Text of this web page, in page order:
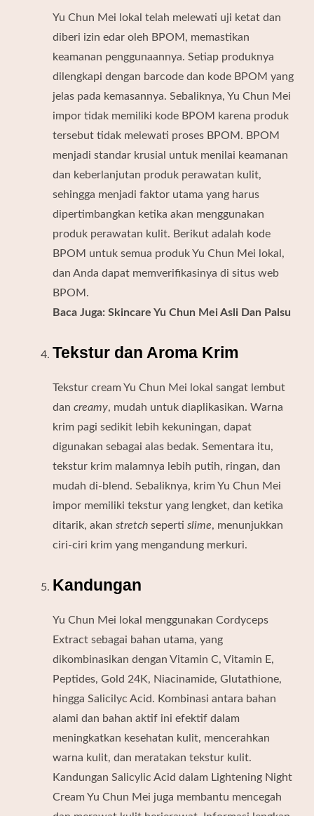
Yu Chun Mei lokal telah melewati uji ketat dan
diberi izin edar oleh BPOM, memastikan
keamanan penggunaannya. Setiap produknya
dilengkapi dengan barcode dan kode BPOM yang
jelas pada kemasannya. Sebaliknya, Yu Chun Mei
impor tidak memiliki kode BPOM karena produk
tersebut tidak melewati proses BPOM. BPOM
menjadi standar krusial untuk menilai keamanan
dan keberlanjutan produk perawatan kulit,
sehingga menjadi faktor utama yang harus
dipertimbangkan ketika akan menggunakan
produk perawatan kulit. Berikut adalah kode
BPOM untuk semua produk Yu Chun Mei lokal,
dan Anda dapat memverifikasinya di situs web
BPOM.
Baca Juga: Skincare Yu Chun Mei Asli Dan Palsu
Tekstur dan Aroma Krim
Tekstur cream Yu Chun Mei lokal sangat lembut
dan creamy, mudah untuk diaplikasikan. Warna
krim pagi sedikit lebih kekuningan, dapat
digunakan sebagai alas bedak. Sementara itu,
tekstur krim malamnya lebih putih, ringan, dan
mudah di-blend. Sebaliknya, krim Yu Chun Mei
impor memiliki tekstur yang lengket, dan ketika
ditarik, akan stretchseperti slime, menunjukkan
ciri-ciri krim yang mengandung merkuri.
Kandungan
Yu Chun Mei lokal menggunakan Cordyceps
Extract sebagai bahan utama, yang
dikombinasikan dengan Vitamin C, Vitamin E,
Peptides, Gold 24K, Niacinamide, Glutathione,
hingga Salicilyc Acid. Kombinasi antara bahan
alami dan bahan aktif ini efektif dalam
meningkatkan kesehatan kulit, mencerahkan
warna kulit, dan meratakan tekstur kulit.
Kandungan Salicylic Acid dalam Lightening Night
Cream Yu Chun Mei juga membantu mencegah